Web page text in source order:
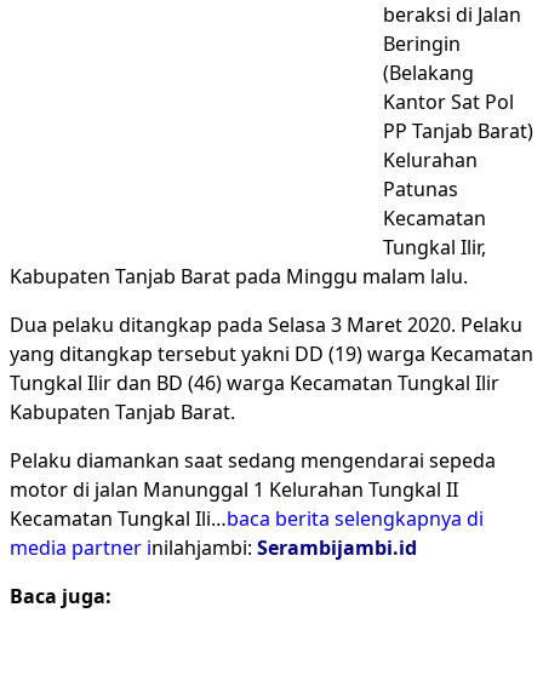
beraksi di Jalan
Beringin
(Belakang
Kantor Sat Pol
PP Tanjab Barat)
Kelurahan
Patunas
Kecamatan
Tungkal Ilir,
Kabupaten Tanjab Barat pada Minggu malam lalu.
Dua pelaku ditangkap pada Selasa 3 Maret 2020. Pelaku
yang ditangkap tersebut yakni DD (19) warga Kecamatan
Tungkal Ilir dan BD (46) warga Kecamatan Tungkal Ilir
Kabupaten Tanjab Barat.
Pelaku diamankan saat sedang mengendarai sepeda
motor di jalan Manunggal 1 Kelurahan Tungkal II
Kecamatan Tungkal Ili…baca berita selengkapnya di
media partner inilahjambi: Serambijambi.id
Baca juga: